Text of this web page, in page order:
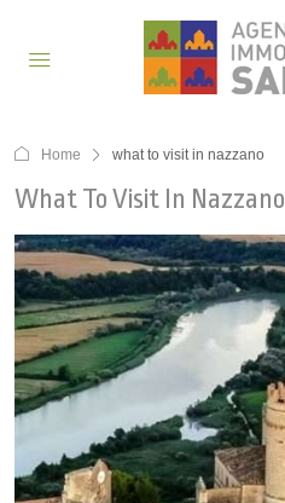
Home what to visit in nazzano
What To Visit In Nazzano